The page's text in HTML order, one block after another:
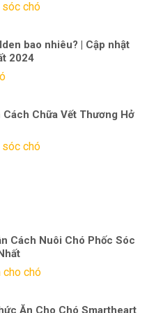
sóc chó
bao nhiêu? | Cập nhật
2024
Cách Chữa Vết Thương Hở
sóc chó
Cách Nuôi Chó Phốc Sóc
cho chó
Ăn Cho Chó Smartheart